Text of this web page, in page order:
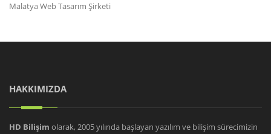
Malatya Web Tasarım Şirketi
HAKKIMIZDA
HD Bilişim olarak, 2005 yılında başlayan yazılım ve bilişim sürecimizin